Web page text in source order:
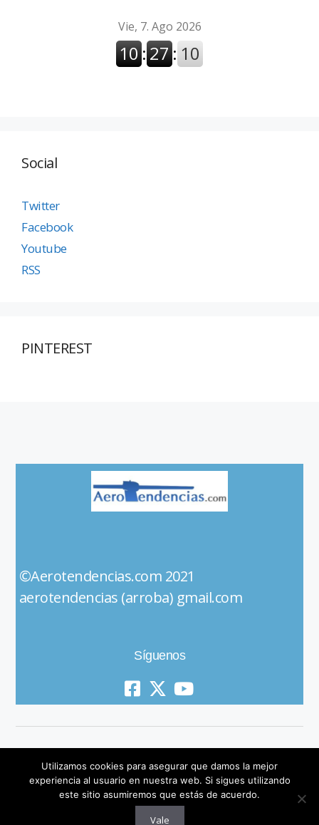
Social
Twitter
Facebook
Youtube
RSS
PINTEREST
©Aerotendencias.com 2021
aerotendencias (arroba) gmail.com
Síguenos
© 2019 All Rights Reserved
Utilizamos cookies para asegurar que damos la mejor
experiencia al usuario en nuestra web. Si sigues utilizando
este sitio asumiremos que estás de acuerdo.
Vale